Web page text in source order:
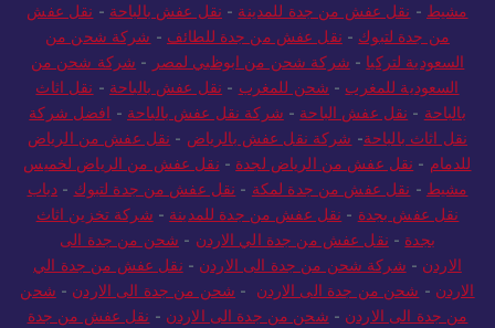
مشيط - نقل عفش من جدة للمدينة - نقل عفش بالباحة - نقل عفش
من جدة لتبوك - نقل عفش من جدة للطائف - شركة شحن من
السعودية لتركيا - شركة شحن من ابوظبي لمصر - شركة شحن من
السعودية للمغرب - شحن للمغرب - نقل عفش بالباحة - نقل اثاث
بالباحة - نقل عفش الباحة - شركة نقل عفش بالباحة - افضل شركة
نقل اثاث بالباحة- شركة نقل عفش بالرياض - نقل عفش من الرياض
للدمام - نقل عفش من الرياض لجدة - نقل عفش من الرياض لخميس
مشيط - نقل عفش من جدة لمكة - نقل عفش من جدة لتبوك - دباب
نقل عفش بجدة - نقل عفش من جدة للمدينة - شركة تخزين اثاث
بجدة - نقل عفش من جدة الي الاردن - شحن من جدة الى
الاردن - شركة شحن من جدة الى الاردن - نقل عفش من جدة الي
الاردن - شحن من جدة الى الاردن - شحن من جدة الى الاردن - شحن
من جدة الى الاردن - شحن من جدة الى الاردن - نقل عفش من جدة